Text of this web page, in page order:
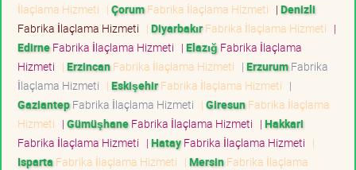
İlaçlama Hizmeti | ÇorumFabrika İlaçlama Hizmeti | Denizli
Fabrika İlaçlama Hizmeti | DiyarbakırFabrika İlaçlama Hizmeti |
EdirneFabrika İlaçlama Hizmeti | Elazığ Fabrika İlaçlama
Hizmeti | ErzincanFabrika İlaçlama Hizmeti | ErzurumFabrika
İlaçlama Hizmeti | EskişehirFabrika İlaçlama Hizmeti |
GaziantepFabrika İlaçlama Hizmeti | GiresunFabrika İlaçlama
Hizmeti | GümüşhaneFabrika İlaçlama Hizmeti | Hakkari
Fabrika İlaçlama Hizmeti | HatayFabrika İlaçlama Hizmeti |
Isparta Fabrika İlaçlama Hizmeti | MersinFabrika İlaçlama